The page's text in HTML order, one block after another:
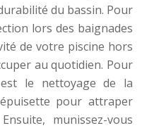
du bassin. Pour
lors des baignades
de votre piscine hors
au quotidien. Pour
le nettoyage de la
pour attraper
munissez-vous